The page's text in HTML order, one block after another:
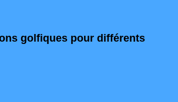
golfiques pour différents